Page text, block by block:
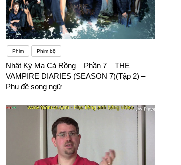
Phim Phim bộ
Nhật Ký Ma Cà Rồng – Phần 7 – THE
VAMPIRE DIARIES (SEASON 7)(Tập 2) –
Phụ đề song ngữ